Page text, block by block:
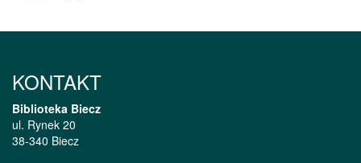
KONTAKT
Biblioteka Biecz
ul. Rynek 20
38-340 Biecz